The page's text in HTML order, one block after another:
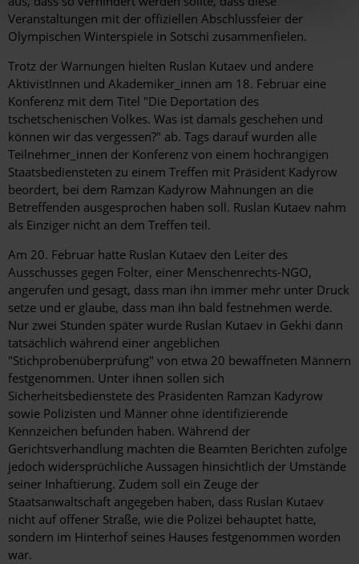
Veranstaltungen mit der offiziellen Abschlussfeier der
Olympischen Winterspiele in Sotschi zusammenfielen.
Trotz der Warnungen hielten Ruslan Kutaev und andere
AktivistInnen und Akademiker_innen am 18. Februar eine
Konferenz mit dem Titel "Die Deportation des
tschetschenischen Volkes. Was ist damals geschehen und
können wir das vergessen?" ab. Tags darauf wurden alle
Teilnehmer_innen der Konferenz von einem hochrangigen
Staatsbediensteten zu einem Treffen mit Präsident Kadyrow
beordert, bei dem Ramzan Kadyrow Mahnungen an die
Betreffenden ausgesprochen haben soll. Ruslan Kutaev nahm
als Einziger nicht an dem Treffen teil.
Am 20. Februar hatte Ruslan Kutaev den Leiter des
Ausschusses gegen Folter, einer Menschenrechts-NGO,
angerufen und gesagt, dass man ihn immer mehr unter Druck
setze und er glaube, dass man ihn bald festnehmen werde.
Nur zwei Stunden später wurde Ruslan Kutaev in Gekhi dann
tatsächlich während einer angeblichen
"Stichprobenüberprüfung" von etwa 20 bewaffneten Männern
festgenommen. Unter ihnen sollen sich
Sicherheitsbedienstete des Präsidenten Ramzan Kadyrow
sowie Polizisten und Männer ohne identifizierende
Kennzeichen befunden haben. Während der
Gerichtsverhandlung machten die Beamten Berichten zufolge
jedoch widersprüchliche Aussagen hinsichtlich der Umstände
seiner Inhaftierung. Zudem soll ein Zeuge der
Staatsanwaltschaft angegeben haben, dass Ruslan Kutaev
nicht auf offener Straße, wie die Polizei behauptet hatte,
sondern im Hinterhof seines Hauses festgenommen worden
war.